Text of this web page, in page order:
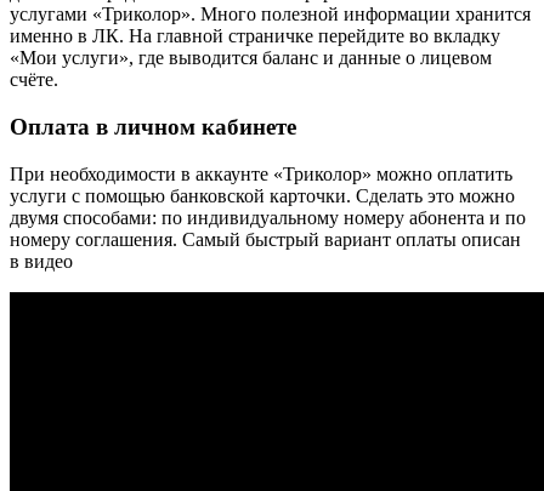
услугами «Триколор». Много полезной информации хранится
именно в ЛК. На главной страничке перейдите во вкладку
«Мои услуги», где выводится баланс и данные о лицевом
счёте.
Оплата в личном кабинете
При необходимости в аккаунте «Триколор» можно оплатить
услуги с помощью банковской карточки. Сделать это можно
двумя способами: по индивидуальному номеру абонента и по
номеру соглашения. Самый быстрый вариант оплаты описан
в видео